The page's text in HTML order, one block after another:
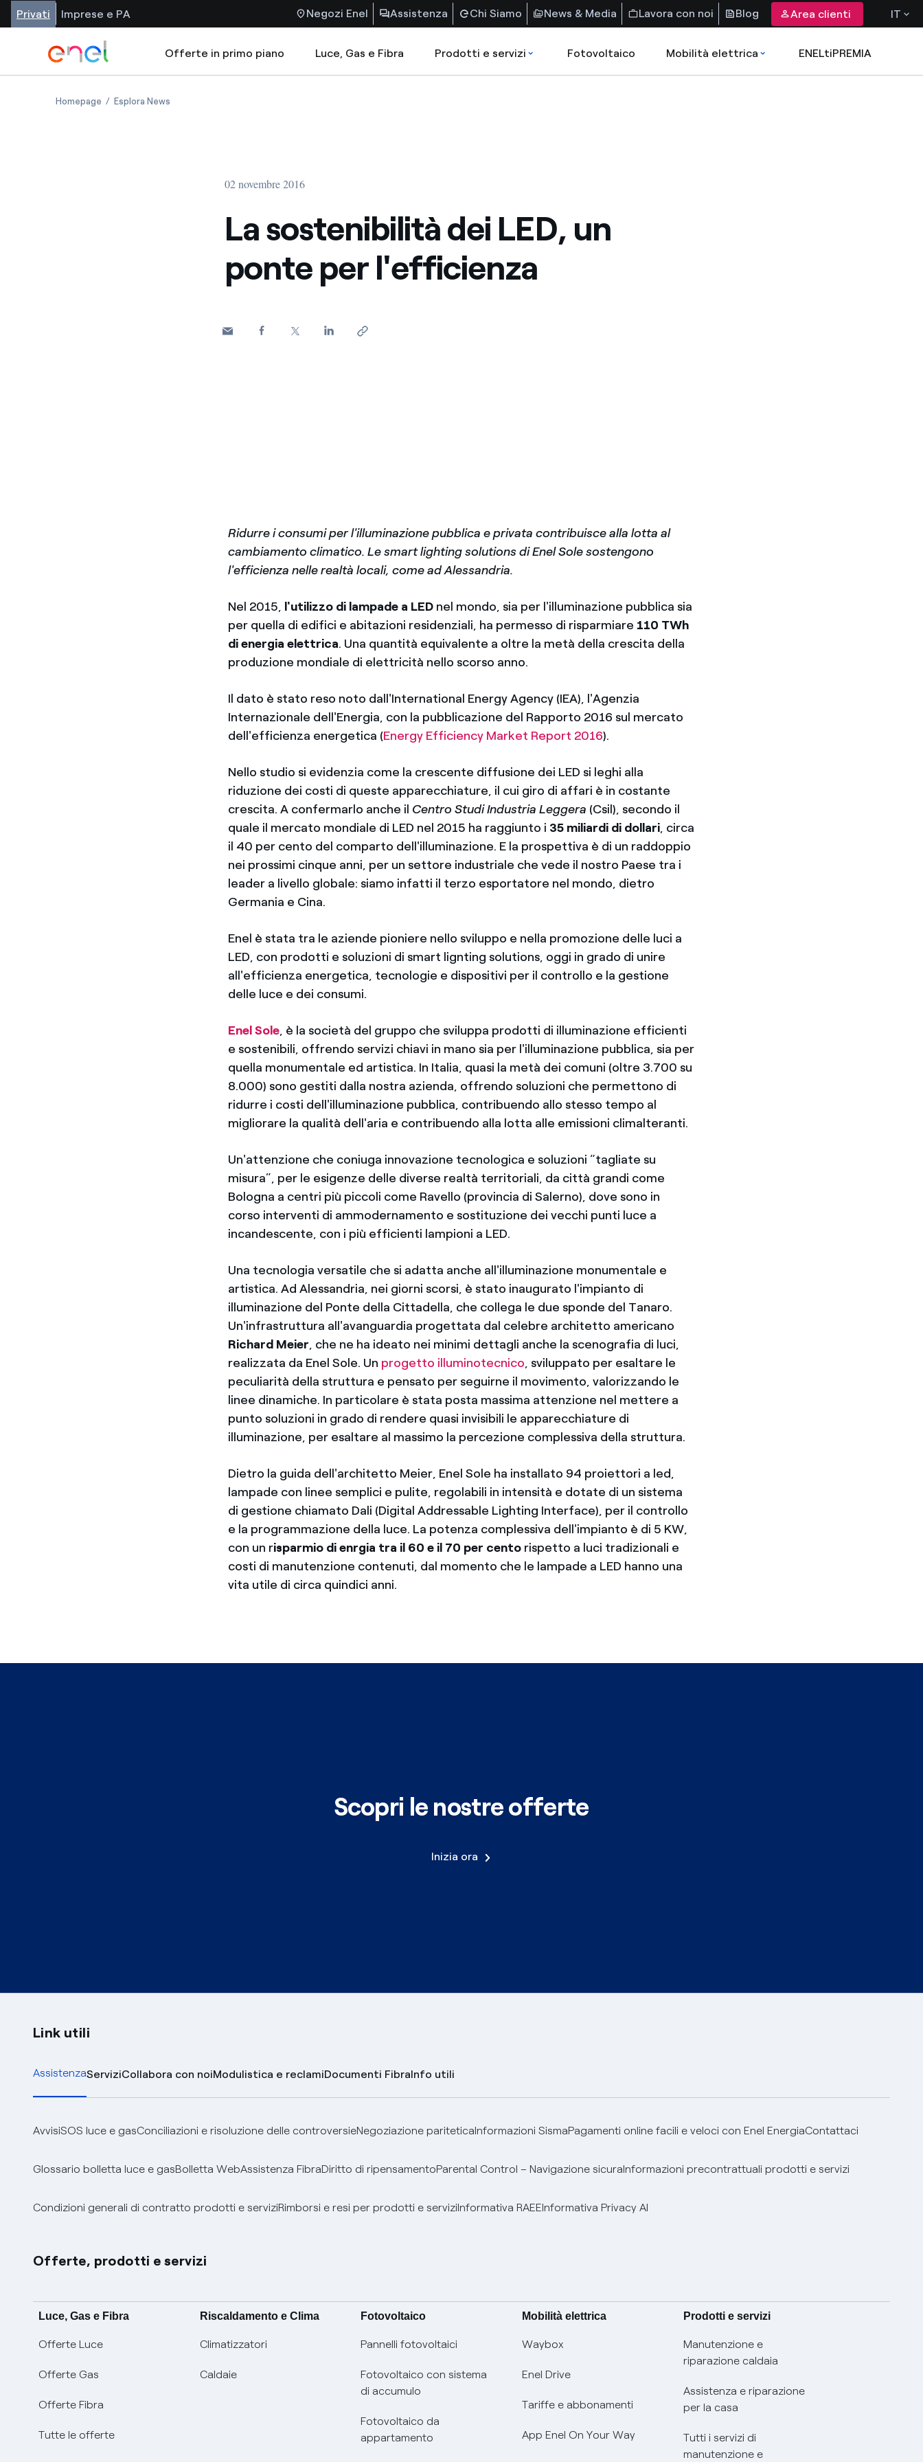
Privati Imprese e PA Negozi Enel Assistenza Chi Siamo News & Media Lavora con noi Blog Area clienti IT
Offerte in primo piano Luce, Gas e Fibra Prodotti e servizi Fotovoltaico Mobilità elettrica ENELtiPREMIA
Homepage Esplora News
02 novembre 2016
La sostenibilità dei LED, un
ponte per l'efficienza
Ridurre i consumi per l'illuminazione pubblica e privata contribuisce alla lotta al
cambiamento climatico. Le smart lighting solutions di Enel Sole sostengono
l'efficienza nelle realtà locali, come ad Alessandria.
Nel 2015, l'utilizzo di lampade a LED nel mondo, sia per l'illuminazione pubblica sia
per quella di edifici e abitazioni residenziali, ha permesso di risparmiare 110 TWh
di energia elettrica. Una quantità equivalente a oltre la metà della crescita della
produzione mondiale di elettricità nello scorso anno.
Il dato è stato reso noto dall'International Energy Agency (IEA), l'Agenzia
Internazionale dell'Energia, con la pubblicazione del Rapporto 2016 sul mercato
dell'efficienza energetica (Energy Efficiency Market Report 2016).
Nello studio si evidenzia come la crescente diffusione dei LED si leghi alla
riduzione dei costi di queste apparecchiature, il cui giro di affari è in costante
crescita. A confermarlo anche il Centro Studi Industria Leggera (Csil), secondo il
quale il mercato mondiale di LED nel 2015 ha raggiunto i 35 miliardi di dollari, circa
il 40 per cento del comparto dell'illuminazione. E la prospettiva è di un raddoppio
nei prossimi cinque anni, per un settore industriale che vede il nostro Paese tra i
leader a livello globale: siamo infatti il terzo esportatore nel mondo, dietro
Germania e Cina.
Enel è stata tra le aziende pioniere nello sviluppo e nella promozione delle luci a
LED, con prodotti e soluzioni di smart lignting solutions, oggi in grado di unire
all'efficienza energetica, tecnologie e dispositivi per il controllo e la gestione
delle luce e dei consumi.
Enel Sole, è la società del gruppo che sviluppa prodotti di illuminazione efficienti
e sostenibili, offrendo servizi chiavi in mano sia per l'illuminazione pubblica, sia per
quella monumentale ed artistica. In Italia, quasi la metà dei comuni (oltre 3.700 su
8.000) sono gestiti dalla nostra azienda, offrendo soluzioni che permettono di
ridurre i costi dell'illuminazione pubblica, contribuendo allo stesso tempo al
migliorare la qualità dell'aria e contribuendo alla lotta alle emissioni climalteranti.
Un'attenzione che coniuga innovazione tecnologica e soluzioni “tagliate su
misura”, per le esigenze delle diverse realtà territoriali, da città grandi come
Bologna a centri più piccoli come Ravello (provincia di Salerno), dove sono in
corso interventi di ammodernamento e sostituzione dei vecchi punti luce a
incandescente, con i più efficienti lampioni a LED.
Una tecnologia versatile che si adatta anche all'illuminazione monumentale e
artistica. Ad Alessandria, nei giorni scorsi, è stato inaugurato l'impianto di
illuminazione del Ponte della Cittadella, che collega le due sponde del Tanaro.
Un'infrastruttura all'avanguardia progettata dal celebre architetto americano
Richard Meier, che ne ha ideato nei minimi dettagli anche la scenografia di luci,
realizzata da Enel Sole. Un progetto illuminotecnico, sviluppato per esaltare le
peculiarità della struttura e pensato per seguirne il movimento, valorizzando le
linee dinamiche. In particolare è stata posta massima attenzione nel mettere a
punto soluzioni in grado di rendere quasi invisibili le apparecchiature di
illuminazione, per esaltare al massimo la percezione complessiva della struttura.
Dietro la guida dell'architetto Meier, Enel Sole ha installato 94 proiettori a led,
lampade con linee semplici e pulite, regolabili in intensità e dotate di un sistema
di gestione chiamato Dali (Digital Addressable Lighting Interface), per il controllo
e la programmazione della luce. La potenza complessiva dell'impianto è di 5 KW,
con un risparmio di enrgia tra il 60 e il 70 per cento rispetto a luci tradizionali e
costi di manutenzione contenuti, dal momento che le lampade a LED hanno una
vita utile di circa quindici anni.
Scopri le nostre offerte
Inizia ora
Link utili
AssistenzaServiziCollabora con noiModulistica e reclamiDocumenti FibraInfo utili
AvvisiSOS luce e gasConciliazioni e risoluzione delle controversieNegoziazione pariteticaInformazioni SismaPagamenti online facili e veloci con Enel EnergiaContattaci
Glossario bolletta luce e gasBolletta WebAssistenza FibraDiritto di ripensamentoParental Control – Navigazione sicuraInformazioni precontrattuali prodotti e servizi
Condizioni generali di contratto prodotti e serviziRimborsi e resi per prodotti e serviziInformativa RAEEInformativa Privacy AI
Offerte, prodotti e servizi
Luce, Gas e Fibra
Offerte Luce
Offerte Gas
Offerte Fibra
Tutte le offerte
Riscaldamento e Clima
Climatizzatori
Caldaie
Fotovoltaico
Pannelli fotovoltaici
Fotovoltaico con sistema
di accumulo
Fotovoltaico da
appartamento
Mobilità elettrica
Waybox
Enel Drive
Tariffe e abbonamenti
App Enel On Your Way
Prodotti e servizi
Manutenzione e
riparazione caldaia
Assistenza e riparazione
per la casa
Tutti i servizi di
manutenzione e